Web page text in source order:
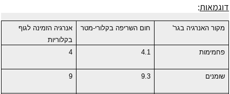
דוגמאות:
מקור האנרגיה בגר' חום השריפה בקלורי-מטר
אנרגיה הזמינה לגוף
בקלוריות
פחמימות
4.1
4
שומנים 9.3
9